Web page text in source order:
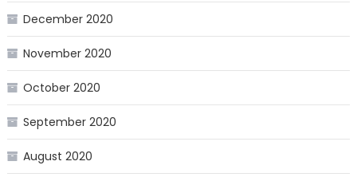
December 2020
November 2020
October 2020
September 2020
August 2020